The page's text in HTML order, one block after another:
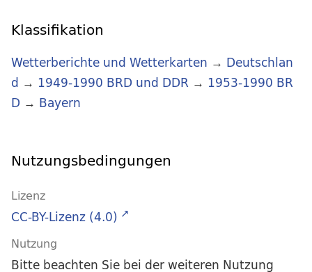
Klassifikation
Wetterberichte und Wetterkarten → Deutschlan
d → 1949-1990 BRD und DDR → 1953-1990 BR
D → Bayern
Nutzungsbedingungen
Lizenz
CC-BY-Lizenz (4.0)
Nutzung
Bitte beachten Sie bei der weiteren Nutzung